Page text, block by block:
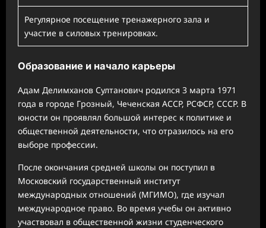
Регулярное посещение тренажерного зала и
участие в силовых тренировках.
Образование и начало карьеры
Адам Делимханов Султанович родился 3 марта 1971
года в городе Грозный, Чеченская АССР, РСФСР, СССР. В
юности он проявлял большой интерес к политике и
общественной деятельности, что отразилось на его
выборе профессии.
После окончания средней школы он поступил в
Московский государственный институт
международных отношений (МГИМО), где изучал
международное право. Во время учебы он активно
участвовал в общественной жизни студенческого